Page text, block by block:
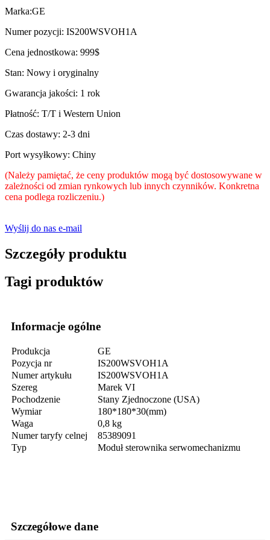
Marka:GE
Numer pozycji: IS200WSVOH1A
Cena jednostkowa: 999$
Stan: Nowy i oryginalny
Gwarancja jakości: 1 rok
Płatność: T/T i Western Union
Czas dostawy: 2-3 dni
Port wysyłkowy: Chiny
(Należy pamiętać, że ceny produktów mogą być dostosowywane w
zależności od zmian rynkowych lub innych czynników. Konkretna
cena podlega rozliczeniu.)
Wyślij do nas e-mail
Szczegóły produktu
Tagi produktów
Informacje ogólne
Produkcja
GE
Pozycja nr
IS200WSVOH1A
Numer artykułu
IS200WSVOH1A
Szereg
Marek VI
Pochodzenie
Stany Zjednoczone (USA)
Wymiar
180*180*30(mm)
Waga
0,8 kg
Numer taryfy celnej
85389091
Typ
Moduł sterownika serwomechanizmu
Szczegółowe dane